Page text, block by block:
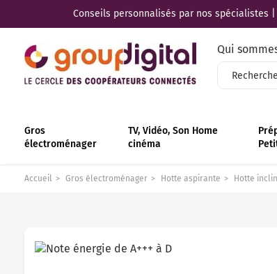
Conseils personnalisés par nos spécialistes
Qui
Gros
électroménager
TV, Vidéo, Son Home
cinéma
Accueil Gros électroménager Hotte aspirante Hotte